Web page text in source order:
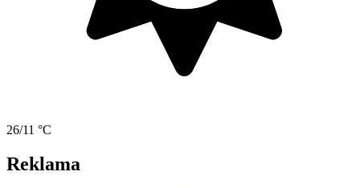
26/11 °C
Reklama